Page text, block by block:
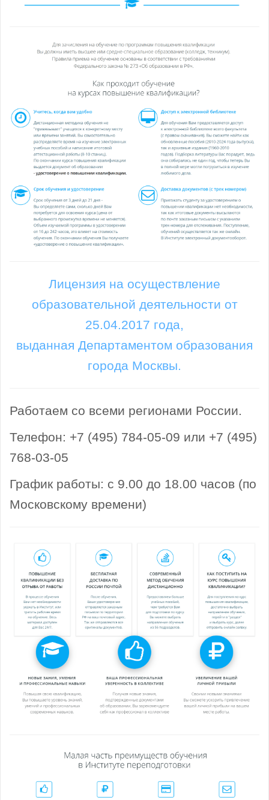
Лицензия на осуществление
образовательной деятельности от
25.04.2017 года,
выданная Департаментом образования
города Москвы.
Работаем со всеми регионами России.
Телефон: +7 (495) 784-05-09 или +7 (495)
768-03-05
График работы: с 9.00 до 18.00 часов (по
Московскому времени)